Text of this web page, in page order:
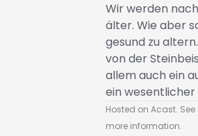
Wir werden
älter. Wie aber
gesund zu
von der
allem auch ein
ein wesentlicher
Hosted on Acast. See
more information.